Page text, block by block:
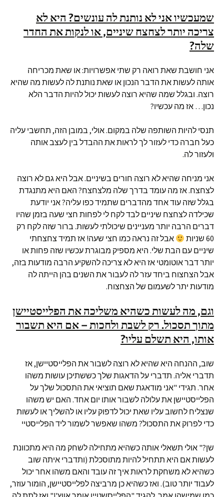
שמעכשיו אני לא נותנת לה עונשים? היא לא
צריכה יותר לצחצח שיניים, או לנקות את החדר
שלה?
אני חושבת שאת רואה רק שתי אפשרויות: או שאת מכריחה
אותה לעשות את הדבר הנכון או שאת נותנת לה לעשות מה שהיא
רוצה. ובגלל שמה שהיא רוצה לעשות יכול להיות הדבר הלא
נכון… אז מה עכשיו?
תנסי להיות השותפה שלה במקום. אולי, במובן הזה, תחשבי עליה
כעל חברה כדי לעזור לך לראות את ההבדל בין לעצב אותה
ולעזור לה.
אני מניחה שהיא לא רוצה חורים בשיניים. אבל היא גם לא רוצה
לצחצח. אז מה עומד בדרך שלה מלצחצח? האם היא מתנגדת
בגלל שזה עוד אחד מהדברים שתמיד כפו עליה? אני יודעת
שכילדה לצחצח שיניים לבד לקח לי לפחות חצי שעה בזמן שהיו
דברים הרבה יותר מעניינים שיכולתי לעשות. ברור שזה לקח רק
60 שניות
אבל זה נראה כמו חצי שעה! אז תמיד צחצחתי
שיניים עם הבת שלי. היא מספיק מבוגרת עכשיו שזה פחות או
יותר דבר אוטומטי אז היא לא צריכה להשקיע הרבה מודעות בזה,
אבל הצחצוח ביחד עזר לה לעבור את השנים בהן הייתה לה
מודעות יתר לשעמום של הצחצוח.
וגם, מה לעשות כשהיא משליכה את הפלייסטיישן
מתוך תסכול. רק לשבת ולחכות – אם היא תשבור
אותו, היא תשלם עליו?
שוב, ההנחה היא שהיא לא רוצה לשבור את הפלייסטיישן, אז
תדברי אליה. תדברי על הדאגות שלך כששתיכן עושות משהו
אחר. תגידי "אני מודאגת שאם תוציאי את התסכול שלך על
הפלייסטיישן את עלולה לשבור אותו יום אחד. האם יש משהו
שנצליח לחשוב עליו שאת יכול לדפוק עליו או להשליך או לעשות
כדי לפרוק את התסכול? משהו שאפשר לשמור ליד הפלייסטיי
שן?" אולי תשאלי אותה כשהיא מתחילה לשחק מה היא מתכוונת
לעשות אם היא תתחיל להיות מתוסכלת (ותדברי איתה שוב
כשהיא לא משחקת לראות איך זה עובד והאם משהו אחר יכול
לעבוד יותר טוב). ואז כשהיא כן מרביצה לפלייסטיישן, הומור עוזר,